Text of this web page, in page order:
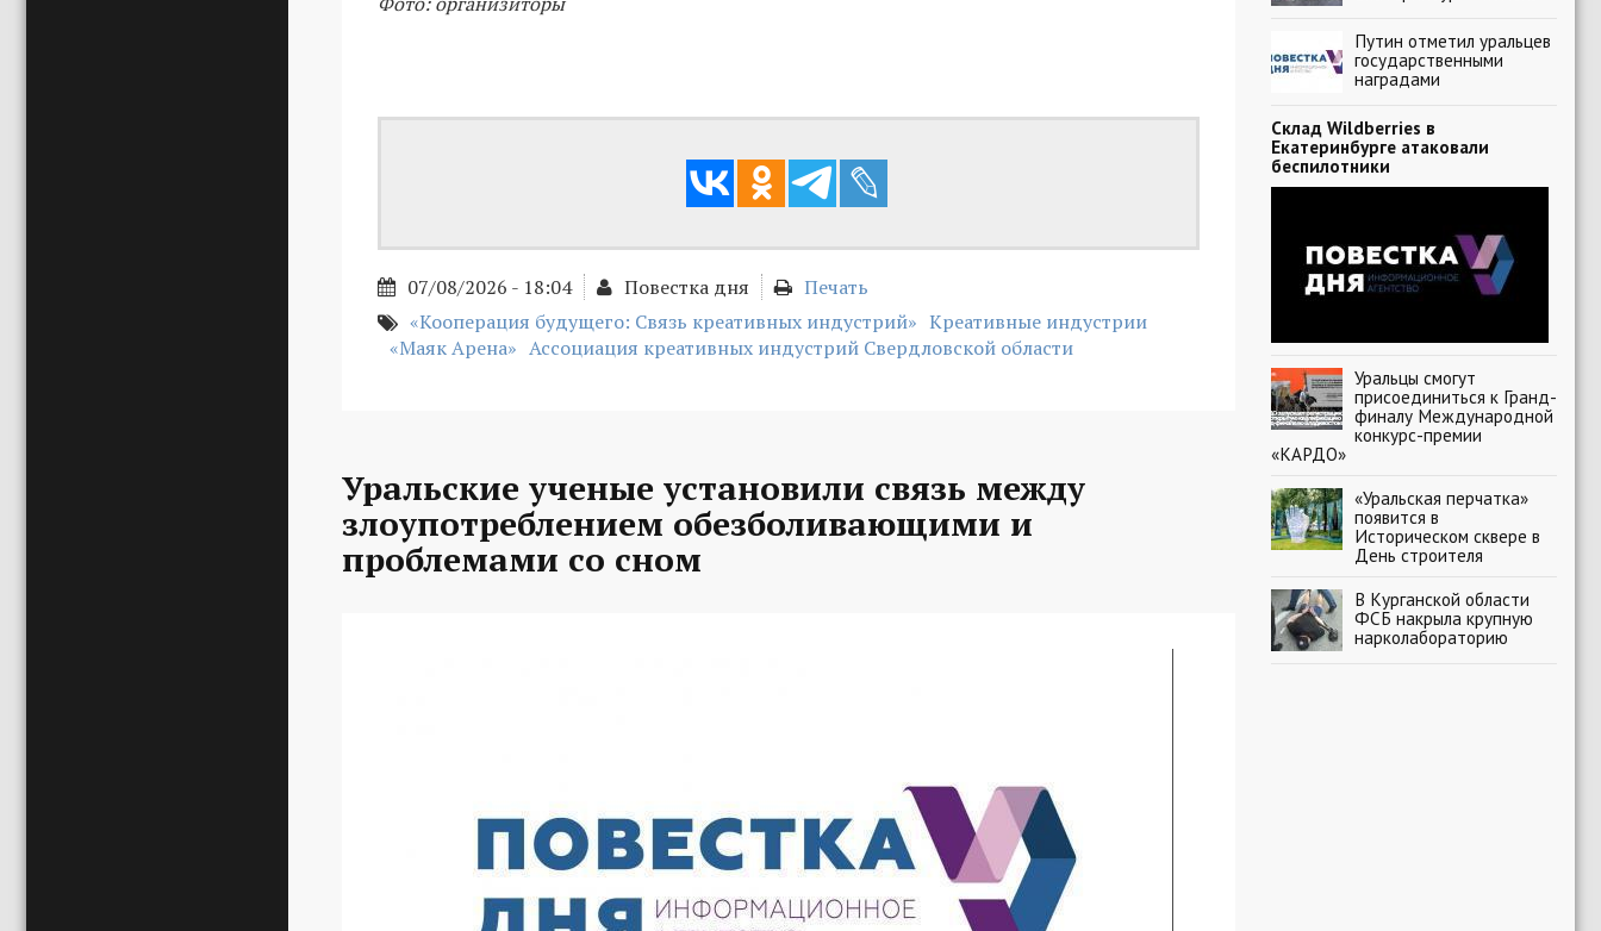
07/08/2026 - 18:04 Повестка дня
Печать
«Кооперация будущего: Связь креативных индустрий» Креативные индустрии
«Маяк Арена» Ассоциация креативных индустрий Свердловской области
Уральские ученые установили связь между
злоупотреблением обезболивающими и
проблемами со сном
Путин отметил уральцев
государственными
наградами
Склад Wildberries в
Екатеринбурге атаковали
беспилотники
Уральцы смогут
присоединиться к Гранд-
финалу Международной
конкурс-премии
«КАРДО»
«Уральская перчатка»
появится в
Историческом сквере в
День строителя
В Курганской области
ФСБ накрыла крупную
нарколабораторию